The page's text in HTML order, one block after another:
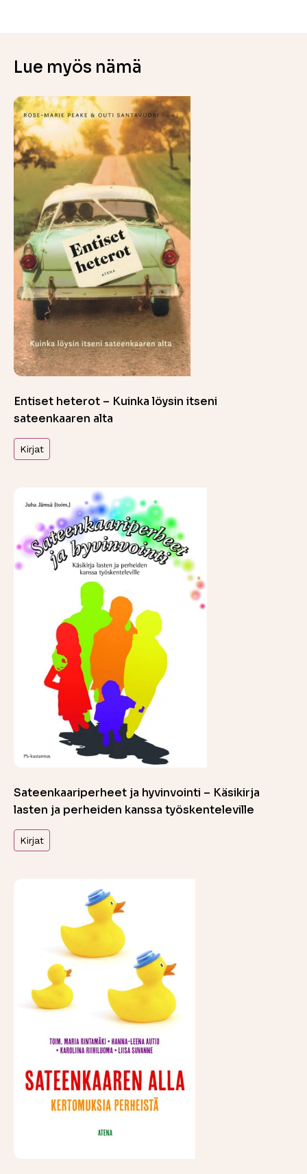
Lue myös nämä
Entiset heterot – Kuinka löysin itseni
sateenkaaren alta
Kirjat
Sateenkaariperheet ja hyvinvointi – Käsikirja
lasten ja perheiden kanssa työskenteleville
Kirjat